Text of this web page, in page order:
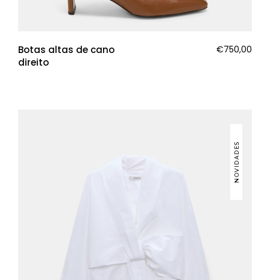
Botas altas de cano
direito
€750,00
NOVIDADES